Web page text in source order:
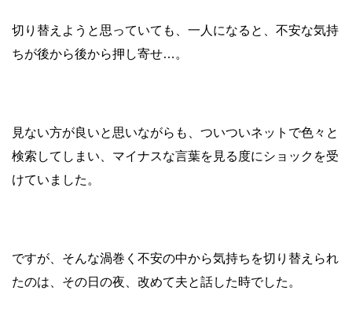
切り替えようと思っていても、一人になると、不安な気持
ちが後から後から押し寄せ…。
見ない方が良いと思いながらも、ついついネットで色々と
検索してしまい、マイナスな言葉を見る度にショックを受
けていました。
ですが、そんな渦巻く不安の中から気持ちを切り替えられ
たのは、その日の夜、改めて夫と話した時でした。